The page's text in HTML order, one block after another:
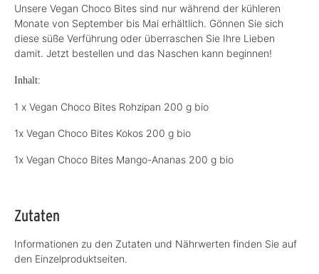
Unsere Vegan Choco Bites sind nur während der kühleren
Monate von September bis Mai erhältlich. Gönnen Sie sich
diese süße Verführung oder überraschen Sie Ihre Lieben
damit. Jetzt bestellen und das Naschen kann beginnen!
Inhalt:
1 x Vegan Choco Bites Rohzipan 200 g bio
1x Vegan Choco Bites Kokos 200 g bio
1x Vegan Choco Bites Mango-Ananas 200 g bio
Zutaten
Informationen zu den Zutaten und Nährwerten finden Sie auf
den Einzelproduktseiten.